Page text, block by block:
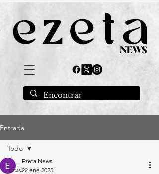
Entrada
Todo
Todo
Ezeta News
22 ene 2025